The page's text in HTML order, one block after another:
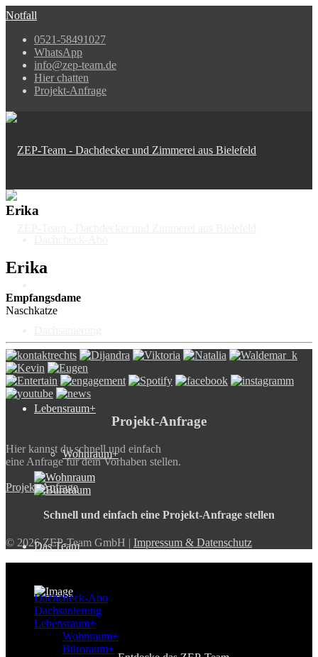
Notfall
0521-58491027
WhatsApp
info@zep-team.de
Hier chatten
Projekt-Anfrage
Lebensraum+
Wohnraum+
Das Team
Erika
Erika
Empfangsdame
Naschkatze
Projekt-Anfrage
Hier kannst du schnell und einfach
eine Anfrage für dein Vorhaben stellen.
Projekt-Anfrage
Schnell und einfach eine Projekt-Anfrage stellen
© 2026 ZEP-Team GmbH | Impressum & Datenschutz
Dachcheck-Abo
Dachsanierung
Lebensraum+
Wohnraum+
Büroraum+